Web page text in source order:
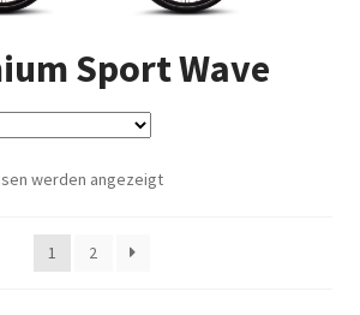
Sport Wave
werden angezeigt
1 2